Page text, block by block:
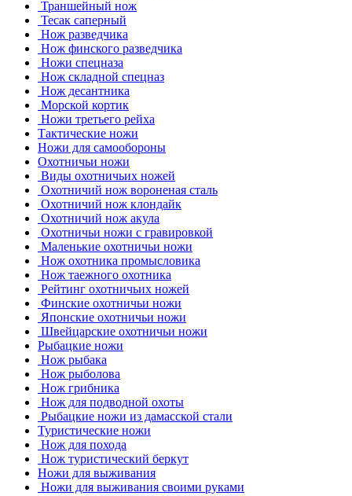
Траншейный нож
Тесак саперный
Нож разведчика
Нож финского разведчика
Ножи спецназа
Нож складной спецназ
Нож десантника
Морской кортик
Ножи третьего рейха
Тактические ножи
Ножи для самообороны
Охотничьи ножи
Виды охотничьих ножей
Охотничий нож вороненая сталь
Охотничий нож клондайк
Охотничий нож акула
Охотничьи ножи с гравировкой
Маленькие охотничьи ножи
Нож охотника промысловика
Нож таежного охотника
Рейтинг охотничьих ножей
Финские охотничьи ножи
Японские охотничьи ножи
Швейцарские охотничьи ножи
Рыбацкие ножи
Нож рыбака
Нож рыболова
Нож грибника
Нож для подводной охоты
Рыбацкие ножи из дамасской стали
Туристические ножи
Нож для похода
Нож туристический беркут
Ножи для выживания
Ножи для выживания своими руками